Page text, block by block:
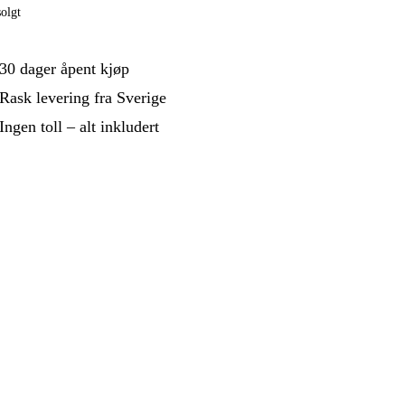
30 dager åpent kjøp
Rask levering fra Sverige
Ingen toll – alt inkludert